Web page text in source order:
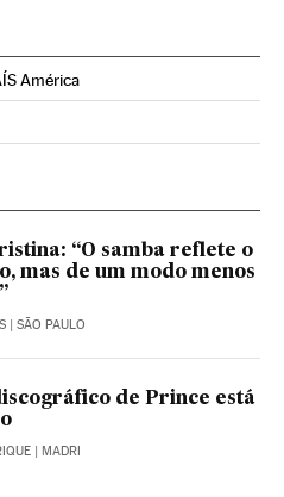
América
Instagram
en Facebook
“O samba reflete o
mas de um modo menos
| SÃO PAULO
de Prince está
| MADRI